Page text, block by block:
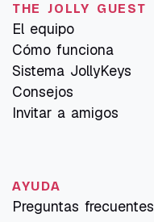
THE JOLLY GUEST
El equipo
Cómo funciona
Sistema JollyKeys
Consejos
Invitar a amigos
AYUDA
Preguntas frecuentes